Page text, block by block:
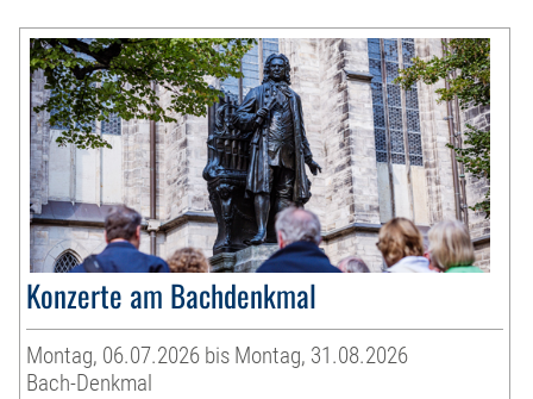
Konzerte am Bachdenkmal
Montag, 06.07.2026 bis Montag, 31.08.2026
Bach-Denkmal